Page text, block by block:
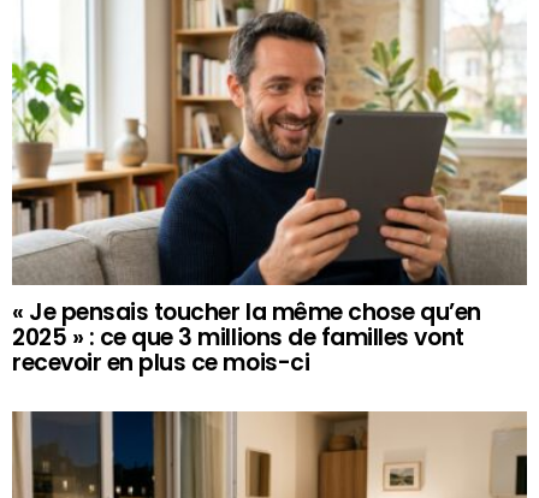
« Je pensais toucher la même chose qu’en
2025 » : ce que 3 millions de familles vont
recevoir en plus ce mois-ci